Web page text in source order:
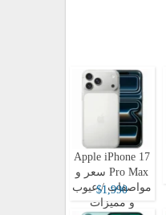
Apple iPhone 17
Pro Max سعر و
مواصفات / عيوب
و مميزات
$1,990